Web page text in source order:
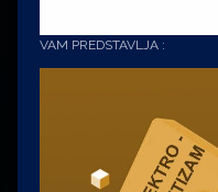
VAM PREDSTAVLJA :